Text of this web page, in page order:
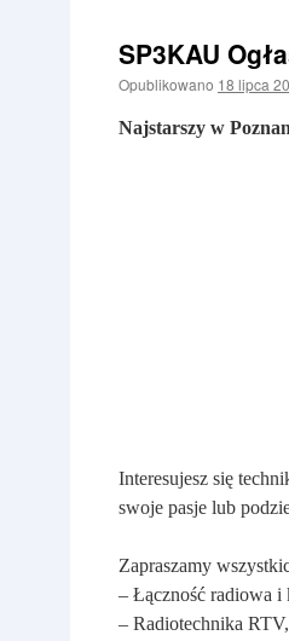
treści
SP3KAU
Opublikowano 18 lipca
Najstarszy w
Interesujesz się
swoje pasje lub
Zapraszamy
– Łączność radiowa i
– Radiotechnika